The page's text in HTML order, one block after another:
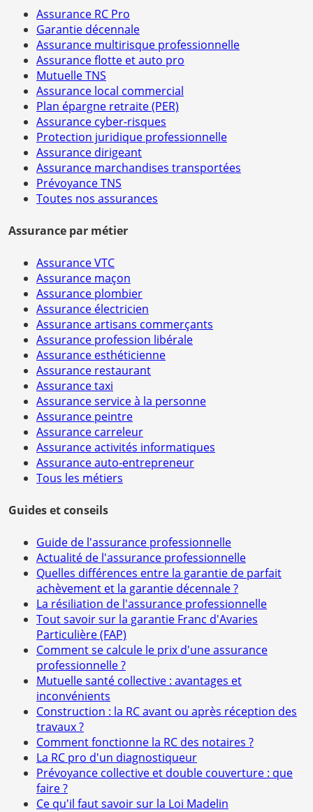
Assurance RC Pro
Garantie décennale
Assurance multirisque professionnelle
Assurance flotte et auto pro
Mutuelle TNS
Assurance local commercial
Plan épargne retraite (PER)
Assurance cyber-risques
Protection juridique professionnelle
Assurance dirigeant
Assurance marchandises transportées
Prévoyance TNS
Toutes nos assurances
Assurance par métier
Assurance VTC
Assurance maçon
Assurance plombier
Assurance électricien
Assurance artisans commerçants
Assurance profession libérale
Assurance esthéticienne
Assurance restaurant
Assurance taxi
Assurance service à la personne
Assurance peintre
Assurance carreleur
Assurance activités informatiques
Assurance auto-entrepreneur
Tous les métiers
Guides et conseils
Guide de l'assurance professionnelle
Actualité de l'assurance professionnelle
Quelles différences entre la garantie de parfait
achèvement et la garantie décennale ?
La résiliation de l'assurance professionnelle
Tout savoir sur la garantie Franc d'Avaries
Particulière (FAP)
Comment se calcule le prix d'une assurance
professionnelle ?
Mutuelle santé collective : avantages et
inconvénients
Construction : la RC avant ou après réception des
travaux ?
Comment fonctionne la RC des notaires ?
La RC pro d'un diagnostiqueur
Prévoyance collective et double couverture : que
faire ?
Ce qu'il faut savoir sur la Loi Madelin